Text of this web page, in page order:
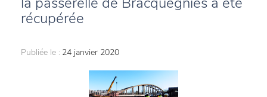
récupérée
Publiée le : 24 janvier 2020